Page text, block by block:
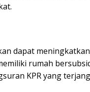
dapat
rumah
KPR yang